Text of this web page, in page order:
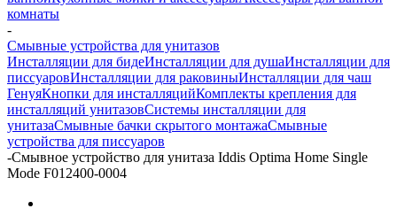
комнаты
-
Смывные устройства для унитазов
Инсталляции для бидеИнсталляции для душаИнсталляции для
писсуаровИнсталляции для раковиныИнсталляции для чаш
ГенуяКнопки для инсталляцийКомплекты крепления для
инсталляций унитазовСистемы инсталляции для
унитазаСмывные бачки скрытого монтажаСмывные
устройства для писсуаров
-Смывное устройство для унитаза Iddis Optima Home Single
Mode F012400-0004